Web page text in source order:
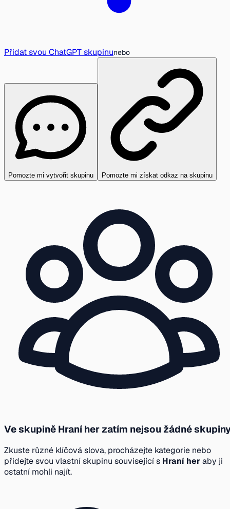
Přidat svou ChatGPT skupinunebo
Pomozte mi vytvořit skupinu Pomozte mi získat odkaz na skupinu
Ve skupině Hraní her zatím nejsou žádné
Zkuste různé klíčová slova, procházejte kategorie nebo
přidejte svou vlastní skupinu související s Hraní heraby ji
ostatní mohli najít.